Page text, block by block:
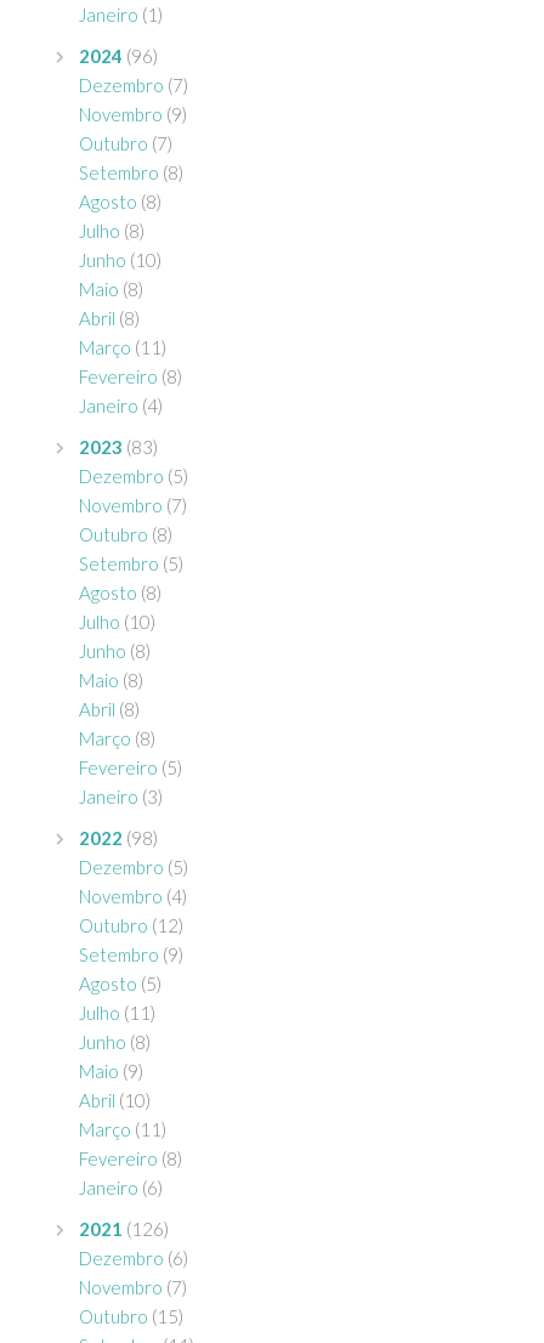
Janeiro (1)
2024 (96)
Dezembro (7)
Novembro (9)
Outubro (7)
Setembro (8)
Agosto (8)
Julho (8)
Junho (10)
Maio (8)
Abril (8)
Março (11)
Fevereiro (8)
Janeiro (4)
2023 (83)
Dezembro (5)
Novembro (7)
Outubro (8)
Setembro (5)
Agosto (8)
Julho (10)
Junho (8)
Maio (8)
Abril (8)
Março (8)
Fevereiro (5)
Janeiro (3)
2022 (98)
Dezembro (5)
Novembro (4)
Outubro (12)
Setembro (9)
Agosto (5)
Julho (11)
Junho (8)
Maio (9)
Abril (10)
Março (11)
Fevereiro (8)
Janeiro (6)
2021 (126)
Dezembro (6)
Novembro (7)
Outubro (15)